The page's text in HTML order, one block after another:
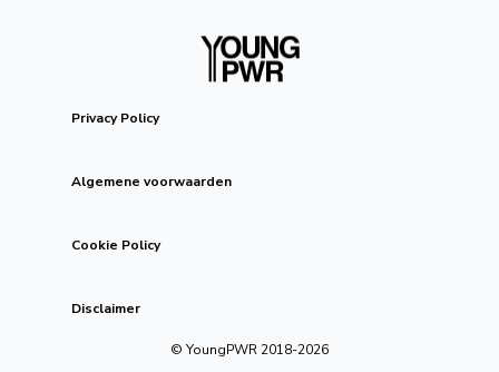
Privacy Policy
Algemene voorwaarden
Cookie Policy
Disclaimer
© YoungPWR 2018-2026